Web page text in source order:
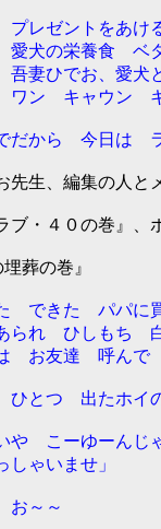
トをあけ
養食 ベタ
愛犬と奪い
ウン キャ
今日は ラブ
生、編集の人と
・４０の巻』、
葬の巻』
た パパに買っ
しもち 白酒
達 呼んで ど
たホイの
ーゆーんじゃ
いませ」